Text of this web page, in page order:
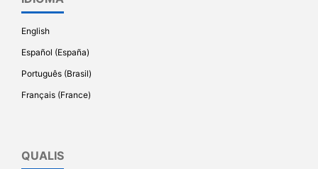
English
Español (España)
Português (Brasil)
Français (France)
QUALIS